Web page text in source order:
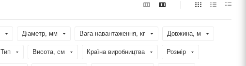
Діаметр, мм Вага навантаження, кг Довжина, м
Тип Висота, см Країна виробництва Розмір